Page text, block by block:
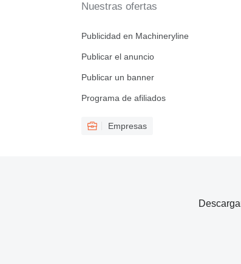
Nuestras ofertas
Publicidad en Machineryline
Publicar el anuncio
Publicar un banner
Programa de afiliados
Empresas